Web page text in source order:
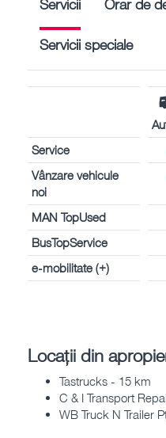
Servicii Orar de
Servicii speciale
Service
Vânzare vehicule
noi
MAN TopUsed
BusTopService
e-mobilitate (+)
Locații din
Tastrucks - 15 km
C & I Transport
WB Truck N Trailer